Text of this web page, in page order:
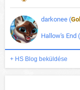
darkonee (
Hallow's End
+ HS Blog beküldése